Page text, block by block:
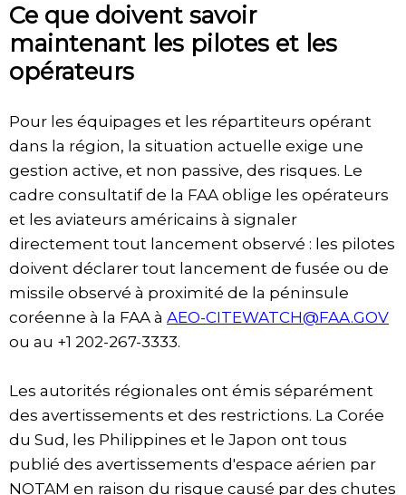
Ce que doivent savoir
maintenant les pilotes et les
opérateurs
Pour les équipages et les répartiteurs opérant
dans la région, la situation actuelle exige une
gestion active, et non passive, des risques. Le
cadre consultatif de la FAA oblige les opérateurs
et les aviateurs américains à signaler
directement tout lancement observé : les pilotes
doivent déclarer tout lancement de fusée ou de
missile observé à proximité de la péninsule
coréenne à la FAA à AEO-CITEWATCH@FAA.GOV
ou au +1 202-267-3333.
Les autorités régionales ont émis séparément
des avertissements et des restrictions. La Corée
du Sud, les Philippines et le Japon ont tous
publié des avertissements d'espace aérien par
NOTAM en raison du risque causé par des chutes